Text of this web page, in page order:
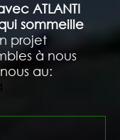
ATLANTI
sommeille
projet
à nous
au: